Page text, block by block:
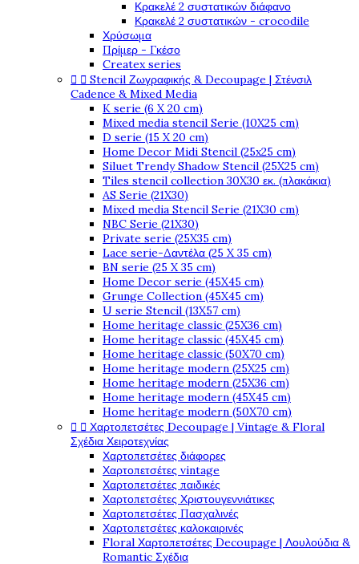
Κρακελέ 2 συστατικών διάφανο
Κρακελέ 2 συστατικών - crocodile
Χρύσωμα
Πρίμερ - Γκέσο
Createx series
  Stencil Ζωγραφικής & Decoupage | Στένσιλ
Cadence & Mixed Media
K serie (6 X 20 cm)
Mixed media stencil Serie (10X25 cm)
D serie (15 X 20 cm)
Home Decor Midi Stencil (25x25 cm)
Siluet Trendy Shadow Stencil (25X25 cm)
Tiles stencil collection 30X30 εκ. (πλακάκια)
AS Serie (21X30)
Mixed media Stencil Serie (21X30 cm)
NBC Serie (21X30)
Private serie (25X35 cm)
Lace serie-Δαντέλα (25 X 35 cm)
BN serie (25 X 35 cm)
Home Decor serie (45X45 cm)
Grunge Collection (45X45 cm)
U serie Stencil (13X57 cm)
Home heritage classic (25X36 cm)
Home heritage classic (45X45 cm)
Home heritage classic (50X70 cm)
Home heritage modern (25X25 cm)
Home heritage modern (25X36 cm)
Home heritage modern (45X45 cm)
Home heritage modern (50X70 cm)
  Χαρτοπετσέτες Decoupage | Vintage & Floral
Σχέδια Χειροτεχνίας
Χαρτοπετσέτες διάφορες
Χαρτοπετσέτες vintage
Χαρτοπετσέτες παιδικές
Χαρτοπετσέτες Χριστουγεννιάτικες
Χαρτοπετσέτες Πασχαλινές
Χαρτοπετσέτες καλοκαιρινές
Floral Χαρτοπετσέτες Decoupage | Λουλούδια &
Romantic Σχέδια